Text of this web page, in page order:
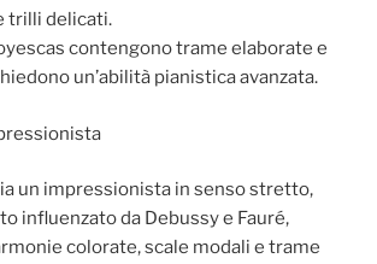
trilli delicati.
contengono trame elaborate e
un’abilità pianistica avanzata.
un impressionista in senso stretto,
influenzato da Debussy e Fauré,
colorate, scale modali e trame